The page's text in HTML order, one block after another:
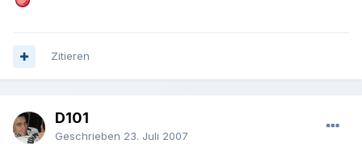
Zitieren
D101
Geschrieben 23. Juli 2007